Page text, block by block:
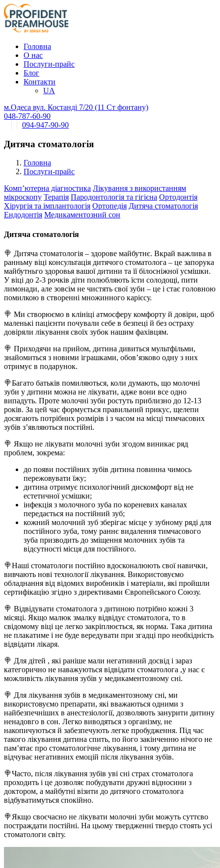
Головна
О нас
Послуги-прайс
Блог
Контакти
UA
м.Одеса вул. Костанді 7/20 (11 Ст фонтану)
048-787-60-90
094-947-90-90
Дитяча стоматологія
Головна
Послуги-прайс
Комп’ютерна діагностика Лікування з використанням
мікроскопу Терапія Пародонтологія та гігієна Ортодонтія
Хірургія та імплантологія Ортопедія Дитяча стоматологія
Ендодонтія Медикаментозний сон
Дитяча стоматологія
🍭 Дитяча стоматологія – здорове майбутнє. Вкрай важлива в
ранньму віці консультація дитячого стоматолога – це запорука
майбутньго здоровья вашої дитини та її білосніжної усмішки.
У віці до 2-3 рочків діти полюбляють їсти солодощі, пити
лимонади, але зовсім не чистять свої зуби – це і стає головною
помилкою в створенні множинного карієсу.
🍭 Ми створюємо в клініці атмосферу комфорту й довіри, щоб
маленькі пацієнти почували себе в безпеці й без остраху
довіряли лікування своїх зубок нашим фахівцям.
🍭 Приходячи на прийом, дитина дивиться мультфільми,
знайомиться з новими іграшками, обов’язково одну з них
отримує в подарунок.
🍭Багато батьків помиляються, коли думають, що молочні
зуби у дитини можна не лікувати, адже вони все одно
випадуть. Проте молочні зуби ростуть приблизно до 12-13
років. За цей час формується правильний прикус, щелепи
досягають потрібних розмірів і з часом на місці тимчасових
зубів з’являються постійні.
🍭 Якщо не лікувати молочні зуби згодом виникає ряд
проблем, зокрема:
до появи постійних зубів дитина повинна чимось
пережовувати їжу;
дитина отримує психологічний дискомфорт від не
естетичної усмішки;
інфекція з молочного зуба по кореневих каналах
передається на постійний зуб;
кожний молочний зуб зберігає місце у зубному ряді для
постійного зуба, тому раннє видалення тимчасового
зуба призводить до зміщення молочних зубів та
відсутності місця для постійного.
🍭Наші стоматологи постійно вдосконалюють свої навички,
вивчають нові технології лікування. Використовуємо
обладнання від відомих виробників і матеріали, які пройшли
сертифікацію згідно з директивами Європейського Союзу.
🍭 Відвідувати стоматолога з дитиною потрібно кожні 3
місяці. Якщо малюк змалку відвідує стоматолога, то в
свідомому віці це легко закріплюється, як норма. Така дитина
не плакатиме і не буде вередувати при згадці про необхідність
відвідати лікаря.
🍭 Для дітей , які раніше мали негативний досвід і зараз
категорично не наважуються відвідати стоматолога ,у нас є
можливість лікування зубів у медикаментозному сні.
🍭 Для лікування зубів в медикаментозному сні, ми
використовуємо препарати, які вважаються одними з
найбезпечніших в анестезіології, дозволяють занурити дитину
ненадовго в сон. Легко виводяться з організму, не
накопичуються й забезпечують легке пробудження. Під час
такого лікування дитина спить, по його закінченню нічого не
пам’ятає про стоматологічне лікування, і тому дитина не
відчуває негативних емоцій після лікування зубів.
🍭Часто, після лікування зубів уві сні страх стоматолога
проходить і це дозволяє побудувати дружні відносини з
доктором, а майбутні візити до дитячого стоматолога
відбуватимуться спокійно.
🍭Якщо своєчасно не лікувати молочні зуби можуть суттєво
постраждати постійні. На цьому твердженні твердо стоять усі
стоматологи світу.